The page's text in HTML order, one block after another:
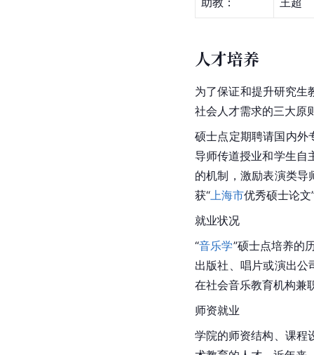
人才培养
为了保证和提升研究生
社会人才需求的三大原
硕士点定期聘请国内外
导师传道授业和学生自
的机制，激励表演类
获“上海市优秀硕士论文
就业状况
“音乐学”硕士点培养的
出版社、唱片或演出
在社会音乐教育机构兼
师资就业
学院的师资结构、课程